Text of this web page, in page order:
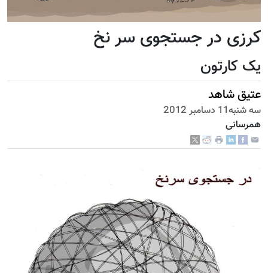
کرزی در جستجوی سر نخ
یک کارتون
عتیق شاهد
سه شنبه11 دسامبر 2012
همرسانی